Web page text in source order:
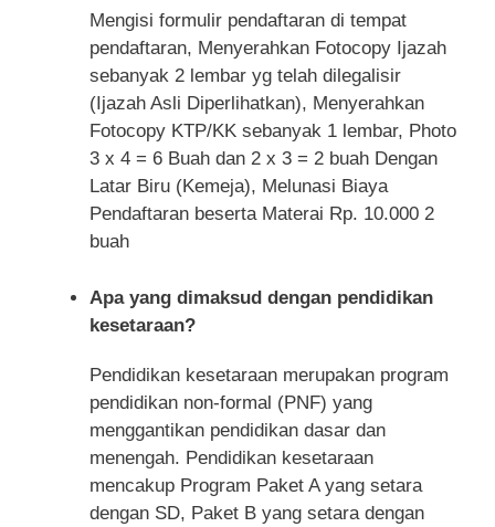
Mengisi formulir pendaftaran di tempat
pendaftaran, Menyerahkan Fotocopy Ijazah
sebanyak 2 lembar yg telah dilegalisir
(Ijazah Asli Diperlihatkan), Menyerahkan
Fotocopy KTP/KK sebanyak 1 lembar, Photo
3 x 4 = 6 Buah dan 2 x 3 = 2 buah Dengan
Latar Biru (Kemeja), Melunasi Biaya
Pendaftaran beserta Materai Rp. 10.000 2
buah
Apa yang dimaksud dengan pendidikan
kesetaraan?
Pendidikan kesetaraan merupakan program
pendidikan non-formal (PNF) yang
menggantikan pendidikan dasar dan
menengah. Pendidikan kesetaraan
mencakup Program Paket A yang setara
dengan SD, Paket B yang setara dengan